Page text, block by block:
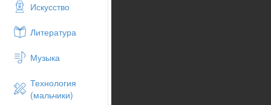
Искусство
Литература
Музыка
Технология
(мальчики)